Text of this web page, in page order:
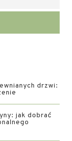
drzwi:
jak dobrać